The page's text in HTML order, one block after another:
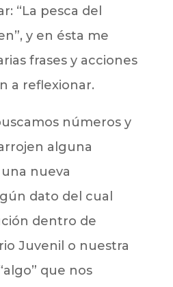
“La pesca del
y en ésta me
frases y acciones
a reflexionar.
números y
alguna
nueva
dato del cual
dentro de
Juvenil o nuestra
que nos